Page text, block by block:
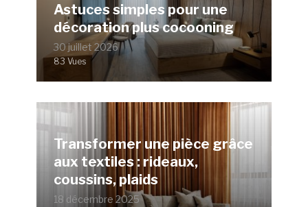
Astuces simples pour une
décoration plus cocooning
30 juillet 2026
83 Vues
Transformer une pièce grâce
aux textiles : rideaux,
coussins, plaids
18 décembre 2025